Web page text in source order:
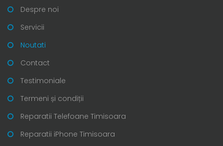
Despre noi
Servicii
Noutati
Contact
Testimoniale
Termeni și condiții
Reparatii Telefoane Timisoara
Reparatii iPhone Timisoara